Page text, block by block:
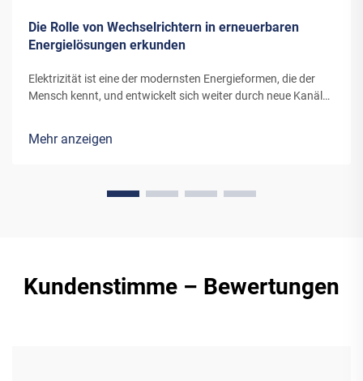
Die Rolle von Wechselrichtern in erneuerbaren
Energielösungen erkunden
Elektrizität ist eine der modernsten Energieformen, die der
Mensch kennt, und entwickelt sich weiter durch neue Kanäle
Ausrüstung...
Mehr anzeigen
Kundenstimme – Bewertungen